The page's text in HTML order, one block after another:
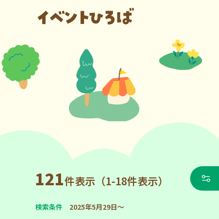
121件表示（1-18件表示）
検索条件 2025年5月29日～